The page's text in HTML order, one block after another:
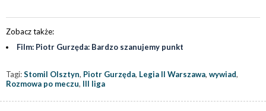
Zobacz także:
Film: ️Piotr Gurzęda: Bardzo szanujemy punkt
Tagi:Stomil Olsztyn, Piotr Gurzęda, Legia II Warszawa, wywiad,
Rozmowa po meczu, III liga